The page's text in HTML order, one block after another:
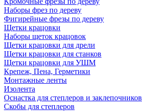
Наборы фрез по дереву
Фигирейные фрезы по дереву
Щетки крацовки
Наборы щеток крацовок
Щетки крацовки для дрели
Щетки крацовки для станков
Щетки крацовки для УШМ
Крепеж, Пена, Герметики
Монтажные ленты
Изолента
Оснастка для степлеров и заклепочников
Скобы для степлеров